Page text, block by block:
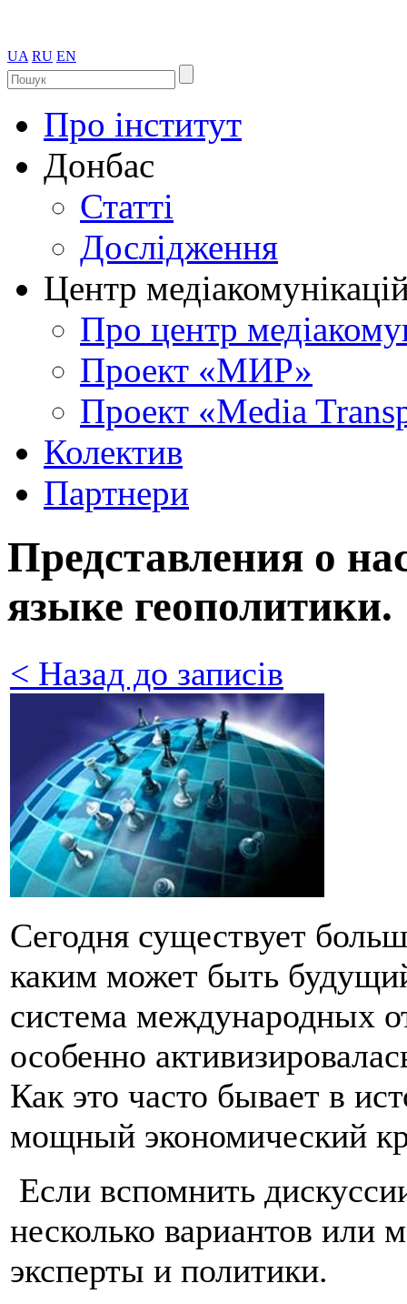
UA RU EN
Про інститут
Донбас
Статті
Дослідження
Центр
Про центр
Проект «МИР»
Проект «Media
Колектив
Партнери
Представления о
языке геополитики.
< Назад до записів
Сегодня существует
каким может быть
система международных
особенно
Как это часто бывает в
мощный экономический
Если вспомнить
несколько вариантов или
эксперты и политики.